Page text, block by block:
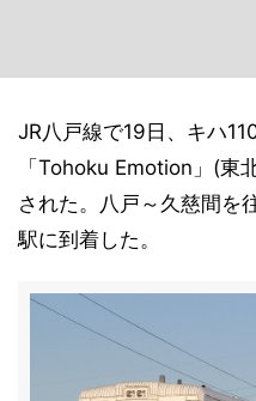
JR八戸線で19日、キハ
「Tohoku Emotion」(東
された。八戸～久慈間を
駅に到着した。